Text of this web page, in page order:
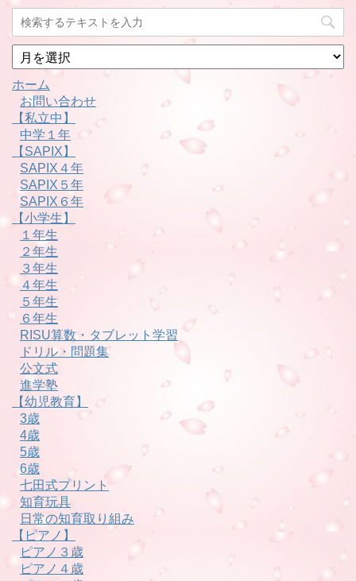
月
別
ホーム
お問い合わせ
【私立中】
中学１年
【SAPIX】
SAPIX４年
SAPIX５年
SAPIX６年
【小学生】
１年生
２年生
３年生
４年生
５年生
６年生
RISU算数・タブレット学習
ドリル・問題集
公文式
進学塾
【幼児教育】
3歳
4歳
5歳
6歳
七田式プリント
知育玩具
日常の知育取り組み
【ピアノ】
ピアノ３歳
ピアノ４歳